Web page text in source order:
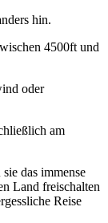
hin.
4500ft und
oder
am
das immense
Land freischalten
Reise